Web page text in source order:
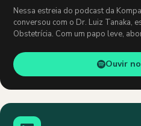
Nessa estreia do podcast da
conversou com o Dr. Luiz Tanaka,
Obstetrícia. Com um papo leve,
Ouvir